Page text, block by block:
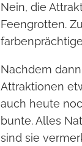
Nein, die
Feengrotten.
Nachdem
Attraktionen
auch heute
bunte. Alles
sind sie